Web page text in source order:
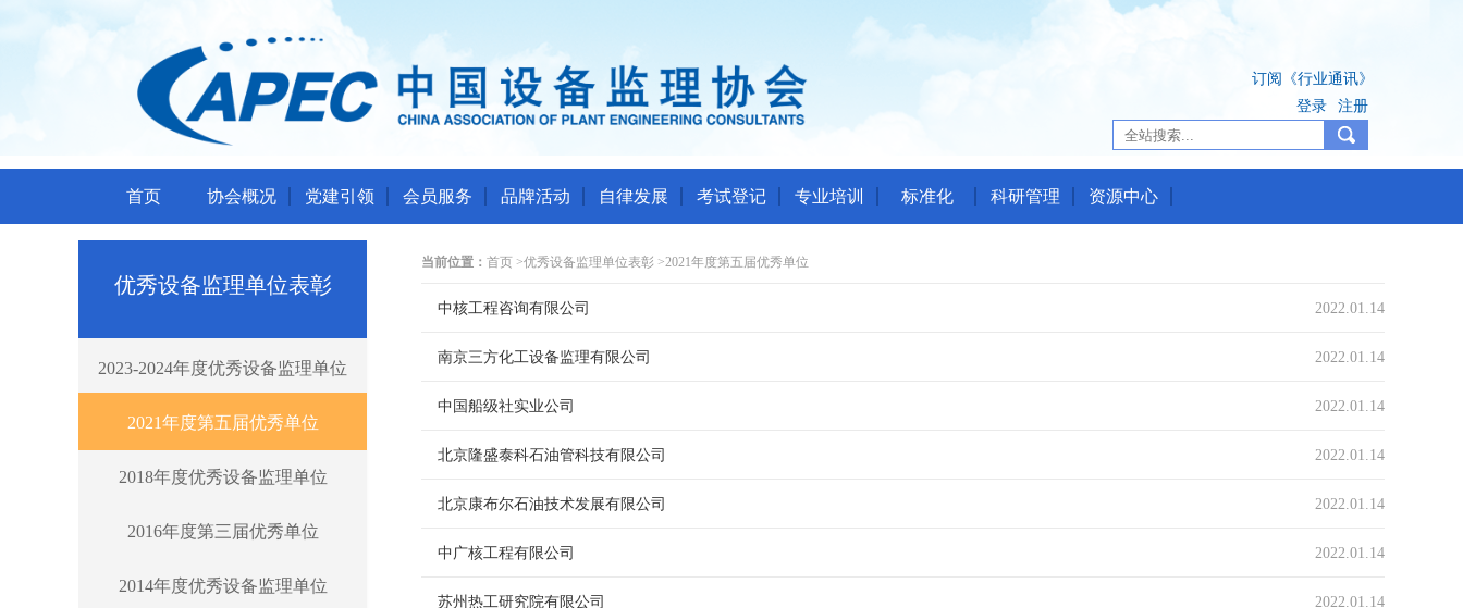
订阅《行业通讯》
注册
登录
首页 协会概况 党建引领 会员服务 品牌活动 自律发展 考试登记 专业培训 标准化 科研管理 资源中心
优秀设备监理单位表彰
2023-2024年度优秀设备监理单位
2021年度第五届优秀单位
2018年度优秀设备监理单位
2016年度第三届优秀单位
2014年度优秀设备监理单位
当前位置： 首页 >优秀设备监理单位表彰 >2021年度第五届优秀单位
中核工程咨询有限公司 2022.01.14
南京三方化工设备监理有限公司 2022.01.14
中国船级社实业公司 2022.01.14
北京隆盛泰科石油管科技有限公司 2022.01.14
北京康布尔石油技术发展有限公司 2022.01.14
中广核工程有限公司 2022.01.14
苏州热工研究院有限公司 2022.01.14